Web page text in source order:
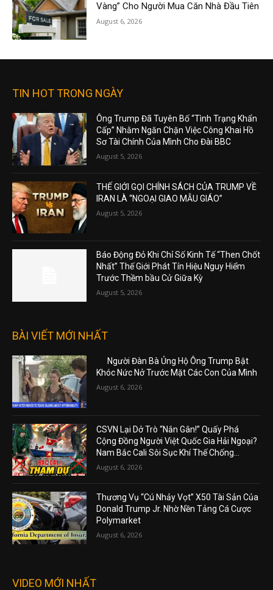
Vàng” Cho Người Mua Căn Nhà Đầu Tiên
August 6, 2026
TIN HOT TRONG NGÀY
Ông Trump Đã Tuyên Bố “Tình Trạng Khẩn
Cấp” Nhằm Ngăn Chặn Việc Công Khai Hồ
Sơ Tài Chính Của Mình Cho Đài BBC
August 5, 2026
THẾ GIỚI GỌI CHÍNH SÁCH CỦA TRUMP VỀ
IRAN LÀ “NGOẠI GIAO MẪU GIÁO”
August 5, 2026
Báo Động Đỏ Khi Chỉ Số Kinh Tế “Then Chốt
Nhất” Thế Giới Phát Tín Hiệu Nguy Hiểm
Trước Thềm bầu Cử Giữa Kỳ
August 5, 2026
BÀI VIẾT MỚI NHẤT
Người Đàn Bà Ủng Hộ Ông Trump Bật
Khóc Nức Nở Trước Mặt Các Con Của Mình
August 6, 2026
CSVN Lại Dở Trò “Nắn Gân!” Quấy Phá
Cộng Đồng Người Việt Quốc Gia Hải Ngoại?
Nam Bắc Cali Sôi Sục Khí Thế Chống...
August 6, 2026
Thương Vụ “Cú Nhảy Vọt” X50 Tài Sản Của
Donald Trump Jr. Nhờ Nền Tảng Cá Cược
Polymarket
August 6, 2026
VIDEO MỚI NHẤT